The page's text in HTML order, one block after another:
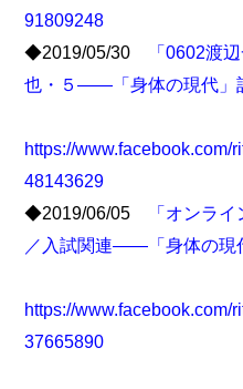
91809248
◆2019/05/30
「0602渡
也・５――「身体の現代」
https://www.facebook.com/
48143629
◆2019/06/05
「オンラ
／入試関連――「身体の現
https://www.facebook.com/
37665890